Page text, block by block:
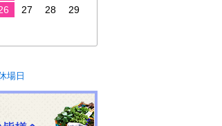
27 28
29
場日